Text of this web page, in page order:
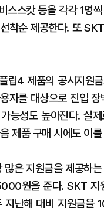
스스캇 등을 각각 1명
착순 제공한다. 또
4 제품의 공시지원
자를 대상으로 진입
능성도 높아진다. 실
제품 구매 시에도 이
은 지원금을 제공하
원을 준다. SKT 지
난해 대비 지원금을